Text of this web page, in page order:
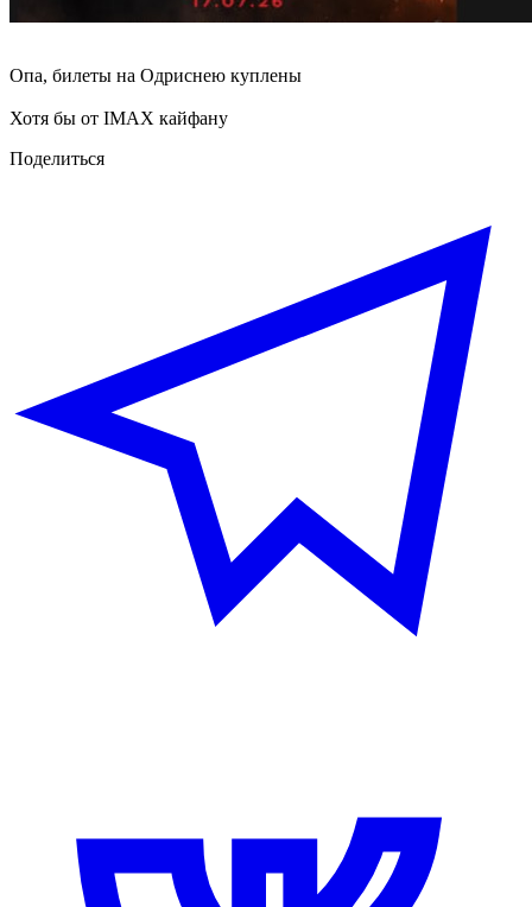
Опа, билеты на Одриснею куплены
Хотя бы от IMAX кайфану
Поделиться